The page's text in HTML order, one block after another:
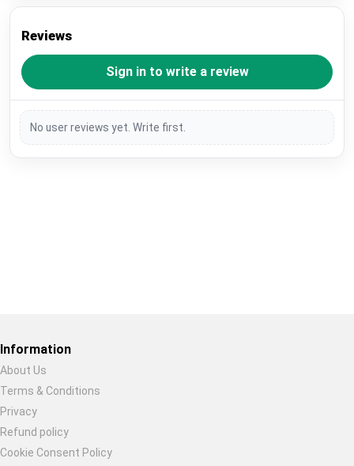
Reviews
Sign in to write a review
No user reviews yet. Write first.
Information
About Us
Terms & Conditions
Privacy
Refund policy
Cookie Consent Policy